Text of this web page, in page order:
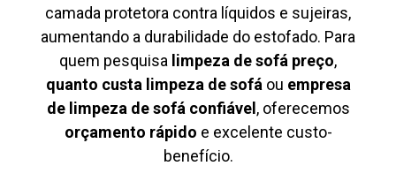
camada protetora contra líquidos e sujeiras,
aumentando a durabilidade do estofado. Para
quem pesquisa limpeza de sofá preço,
quanto custa limpeza de sofáou empresa
de limpeza de sofá confiável , oferecemos
orçamento rápido e excelente custo-
benefício.